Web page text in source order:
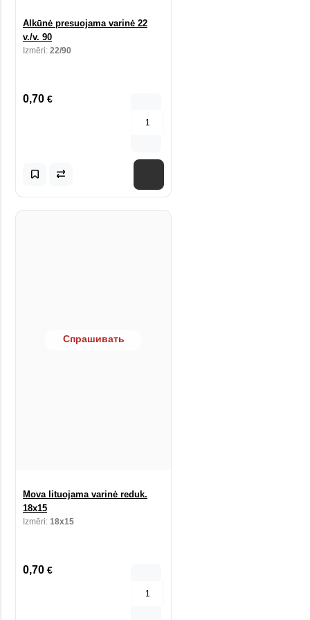
Alkūnė presuojama varinė 22
v./v. 90
Izmēri: 22/90
0,70 €
Спрашивать
Mova lituojama varinė reduk.
18x15
Izmēri: 18x15
0,70 €